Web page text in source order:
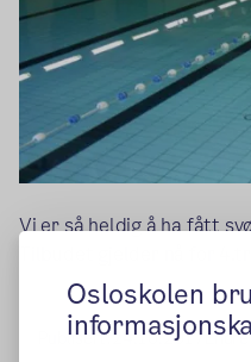
Osloskolen
Vi er så heldig å ha fått
Publisert:24.10.2017